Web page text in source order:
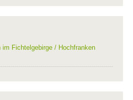
Fichtelgebirge / Hochfranken